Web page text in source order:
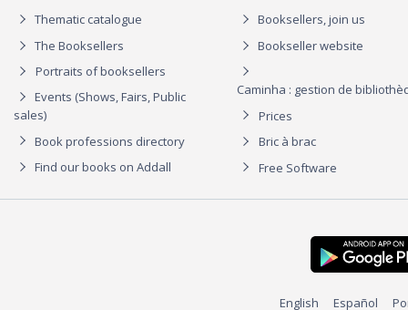
Thematic catalogue
The Booksellers
Portraits of booksellers
Events (Shows, Fairs, Public
sales)
Book professions directory
Find our books on Addall
Booksellers, join us
Bookseller website
Caminha : gestion de
Prices
Bric à brac
Free Software
English Español